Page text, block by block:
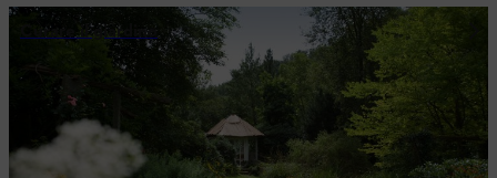
Curare il giardino